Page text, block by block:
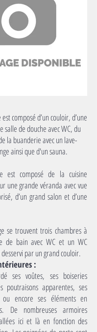
composé d’un couloir, d’une
salle de douche avec WC, du
la buanderie avec un lave-
ainsi que d'un sauna.
est composé de la cuisine
une grande véranda avec vue
d’un grand salon et d’une
se trouvent trois chambres à
de bain avec WC et un WC
par un grand couloir.
:
ses voûtes, ses boiseries
poutraisons apparentes, ses
ou encore ses éléments en
De nombreuses armoires
ici et là en fonction des